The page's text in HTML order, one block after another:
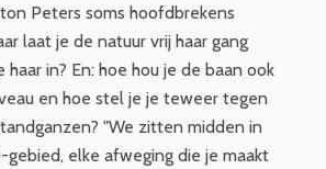
Peters soms hoofdbrekens
laat je de natuur vrij haar gang
haar in? En: hoe hou je de baan ook
en hoe stel je je teweer tegen
"We zitten midden in
elke afweging die je maakt